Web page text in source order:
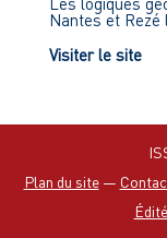
Nantes et
Visiter le site
Plan du site—